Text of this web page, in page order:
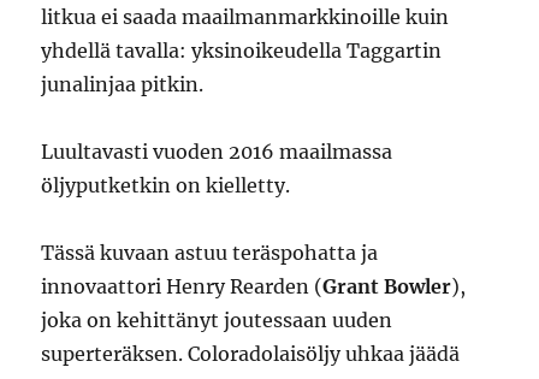
litkua ei saada maailmanmarkkinoille kuin
yhdellä tavalla: yksinoikeudella Taggartin
junalinjaa pitkin.
Luultavasti vuoden 2016 maailmassa
öljyputketkin on kielletty.
Tässä kuvaan astuu teräspohatta ja
innovaattori Henry Rearden (Grant Bowler),
joka on kehittänyt joutessaan uuden
superteräksen. Coloradolaisöljy uhkaa jäädä